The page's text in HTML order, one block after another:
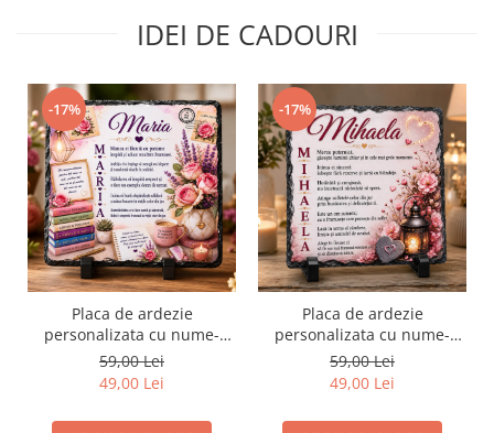
IDEI DE CADOURI
-17%
Placa de ardezie
personalizata cu nume-
Maria
59,00 Lei
49,00 Lei
-17%
Placa de ardezie
personalizata cu nume-
Mihaela
59,00 Lei
49,00 Lei